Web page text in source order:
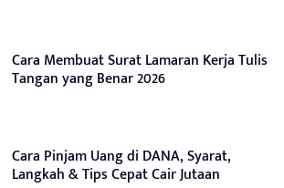
Cara Membuat Surat Lamaran Kerja Tulis
Tangan yang Benar 2026
Cara Pinjam Uang di DANA, Syarat,
Langkah & Tips Cepat Cair Jutaan